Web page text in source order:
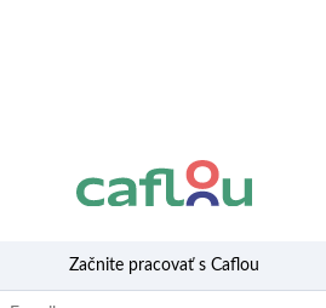
Začnite pracovať s Caflou